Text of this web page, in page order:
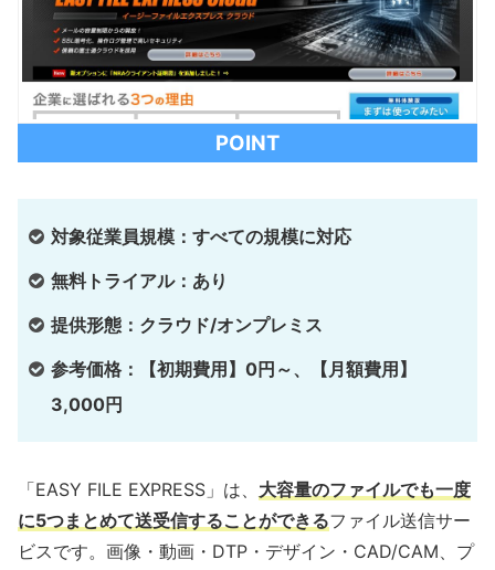
POINT
対象従業員規模：すべての規模に対応
無料トライアル：あり
提供形態：クラウド/オンプレミス
参考価格：【初期費用】0円～、【月額費用】
3,000円
「EASY FILE EXPRESS」は、 大容量のファイルでも一度
に5つまとめて送受信することができるファイル送信サー
ビスです。画像・動画・DTP・デザイン・CAD/CAM、プ